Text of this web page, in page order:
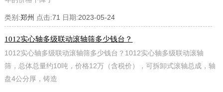
类别:郑州 点击:71 日期:2023-05-24
1012实心轴多级联动滚轴筛多少钱台？
1012实心轴多级联动滚轴筛多少钱台？1012实心轴多级联动滚轴
筛，总体总量约10吨，价格12万（含税价），可拆卸式滚轴总成，轴
盘4公分厚，铸造